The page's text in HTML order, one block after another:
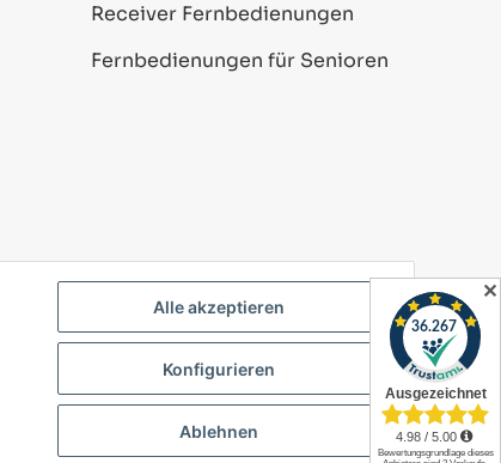
Receiver Fernbedienungen
Fernbedienungen für Senioren
Alle akzeptieren
Konfigurieren
Ablehnen
✕